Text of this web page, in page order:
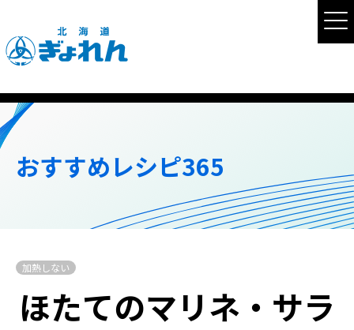
おすすめレシピ365
加熱しない
ほたてのマリネ・サラ